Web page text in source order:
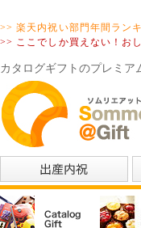
>> 楽天内祝い部門年間ラン
>> ここでしか買えない！お
カタログギフトのプレミア